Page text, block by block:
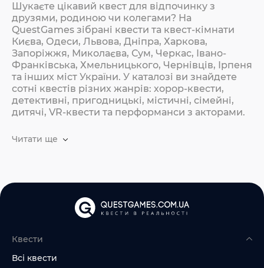
Шукаєте цікавий квест для відпочинку з
друзями, родиною чи колегами? На
QuestGames зібрані квести та квест-кімнати
Києва, Одеси, Львова, Дніпра, Харкова,
Запоріжжя, Миколаєва, Сум, Черкас, Івано-
Франківська, Хмельницького, Чернівців, Ірпеня
та інших міст України. У каталозі ви знайдете
сотні квестів різних жанрів: хорор-квести,
детективні, пригодницькі, містичні, сімейні,
дитячі, VR-квести та перформанси з акторами.
Читати ще
Квести
Всі квести